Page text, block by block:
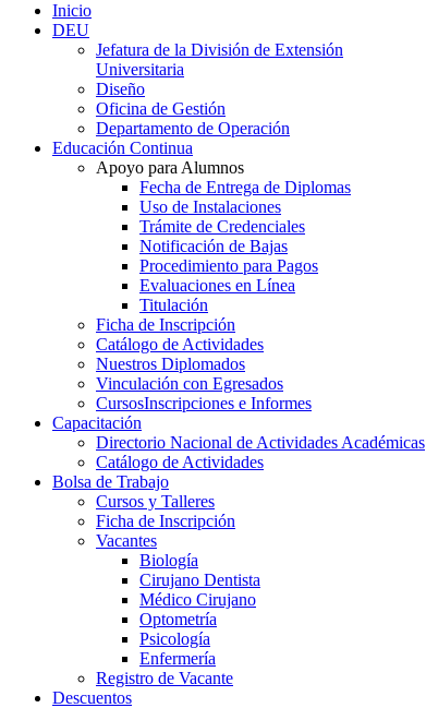
Inicio
DEU
Jefatura de la División de Extensión
Universitaria
Diseño
Oficina de Gestión
Departamento de Operación
Educación Continua
Apoyo para Alumnos
Fecha de Entrega de Diplomas
Uso de Instalaciones
Trámite de Credenciales
Notificación de Bajas
Procedimiento para Pagos
Evaluaciones en Línea
Titulación
Ficha de Inscripción
Catálogo de Actividades
Nuestros Diplomados
Vinculación con Egresados
CursosInscripciones e Informes
Capacitación
Directorio Nacional de Actividades Académicas
Catálogo de Actividades
Bolsa de Trabajo
Cursos y Talleres
Ficha de Inscripción
Vacantes
Biología
Cirujano Dentista
Médico Cirujano
Optometría
Psicología
Enfermería
Registro de Vacante
Descuentos